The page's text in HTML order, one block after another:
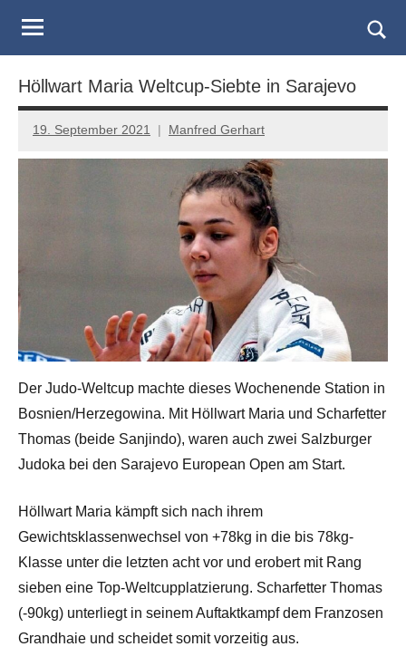
Judo
Landesverband
Salzburg
form
Höllwart Maria Weltcup-Siebte in Sarajevo
19. September 2021 Manfred Gerhart
Der Judo-Weltcup machte dieses Wochenende Station in
Bosnien/Herzegowina. Mit Höllwart Maria und Scharfetter
Thomas (beide Sanjindo), waren auch zwei Salzburger
Judoka bei den Sarajevo European Open am Start.
Höllwart Maria kämpft sich nach ihrem
Gewichtsklassenwechsel von +78kg in die bis 78kg-
Klasse unter die letzten acht vor und erobert mit Rang
sieben eine Top-Weltcupplatzierung. Scharfetter Thomas
(-90kg) unterliegt in seinem Auftaktkampf dem Franzosen
Grandhaie und scheidet somit vorzeitig aus.